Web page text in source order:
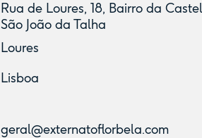
Rua de Loures, 18, Bairro da
São João da Talha
Loures
Lisboa
geral@externatoflorbela.com